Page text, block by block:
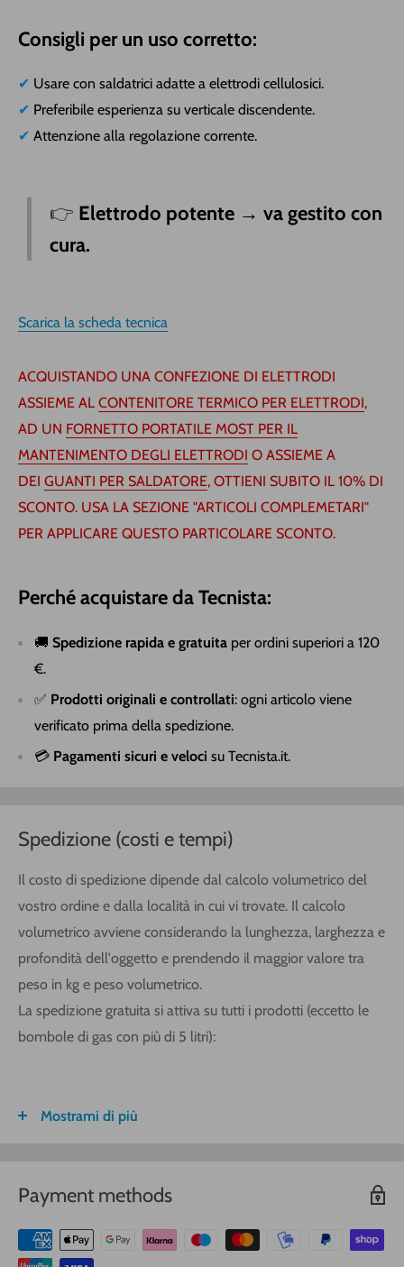
Consigli per un uso corretto:
✔ Usare con saldatrici adatte a elettrodi cellulosici.
✔ Preferibile esperienza su verticale discendente.
✔ Attenzione alla regolazione corrente.
👉 Elettrodo potente → va gestito con
cura.
Scarica la scheda tecnica
ACQUISTANDO UNA CONFEZIONE DI ELETTRODI
ASSIEME AL CONTENITORE TERMICO PER ELETTRODI,
AD UN FORNETTO PORTATILE MOST PER IL
MANTENIMENTO DEGLI ELETTRODI O ASSIEME A
DEI GUANTI PER SALDATORE, OTTIENI SUBITO IL 10% DI
SCONTO. USA LA SEZIONE "ARTICOLI COMPLEMETARI"
PER APPLICARE QUESTO PARTICOLARE SCONTO.
Perché acquistare da Tecnista:
🚚 Spedizione rapida e gratuita per ordini superiori a 120
€.
✅ Prodotti originali e controllati: ogni articolo viene
verificato prima della spedizione.
💳 Pagamenti sicuri e veloci su Tecnista.it.
Spedizione (costi e tempi)
Il costo di spedizione dipende dal calcolo volumetrico del
vostro ordine e dalla località in cui vi trovate. Il calcolo
volumetrico avviene considerando la lunghezza, larghezza e
profondità dell'oggetto e prendendo il maggior valore tra
peso in kg e peso volumetrico.
La spedizione gratuita si attiva su tutti i prodotti (eccetto le
bombole di gas con più di 5 litri):
FASCIA DI
1-3(kg o m3 € 8,90 € 10,40 € 10,40
Mostrami di più
Payment methods